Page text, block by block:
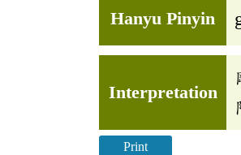
Hanyu Pinyin
Interpretation
Print